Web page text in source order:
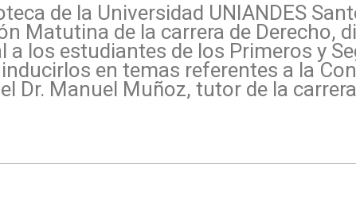
de la Universidad UNIANDES
Matutina de la carrera de Derecho,
los estudiantes de los Primeros y
en temas referentes a la
Dr. Manuel Muñoz, tutor de la